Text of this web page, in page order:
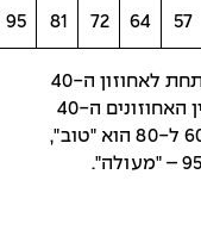
64
72
81
95
107
ניתן לומר באופן כללי כי מי שהישגו מתחת לאחוזון ה-40
לגילו הישגו הוא "טעון שיפור", הישג בין האחוזונים ה-40
וה-60 הוא "בינוני", הישג בין אחוזונים 60 ל-80 הוא "טוב",